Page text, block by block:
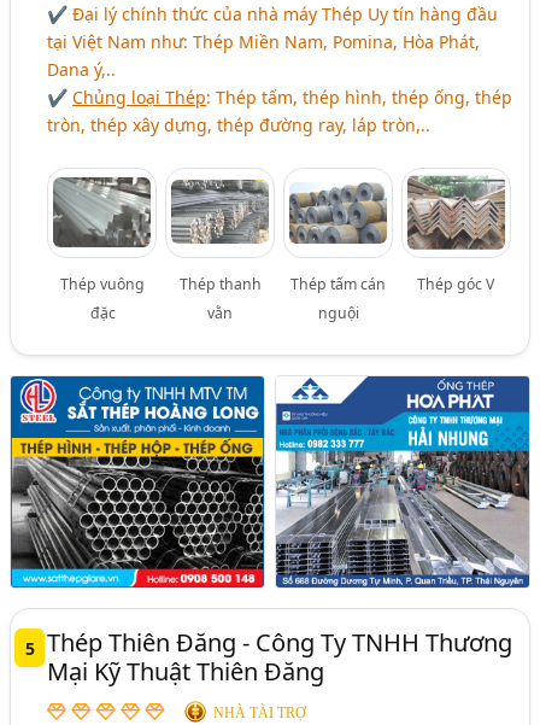
✔ Đại lý chính thức của nhà máy Thép Uy tín hàng đầu
tại Việt Nam như: Thép Miền Nam, Pomina, Hòa Phát,
Dana ý,..
✔Chủng loại Thép: Thép tấm, thép hình, thép ống, thép
tròn, thép xây dựng, thép đường ray, láp tròn,..
Thép vuông
đặc
Thép thanh
vằn
Thép tấm cán
nguội
Thép góc V
5 Thép Thiên Đăng - Công Ty TNHH Thương
Mại Kỹ Thuật Thiên Đăng
NHÀ TÀI TRỢ